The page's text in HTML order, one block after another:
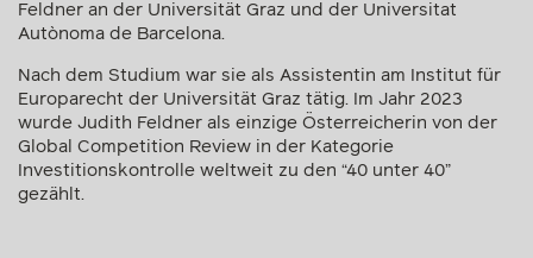
Feldner an der Universität Graz und der Universitat
Autònoma de Barcelona.
Nach dem Studium war sie als Assistentin am Institut für
Europarecht der Universität Graz tätig. Im Jahr 2023
wurde Judith Feldner als einzige Österreicherin von der
Global Competition Review in der Kategorie
Investitionskontrolle weltweit zu den “40 unter 40”
gezählt.